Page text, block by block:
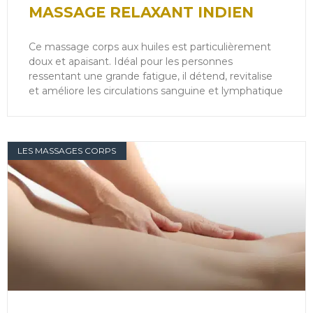
MASSAGE RELAXANT INDIEN
Ce massage corps aux huiles est particulièrement
doux et apaisant. Idéal pour les personnes
ressentant une grande fatigue, il détend, revitalise
et améliore les circulations sanguine et lymphatique
LES MASSAGES CORPS